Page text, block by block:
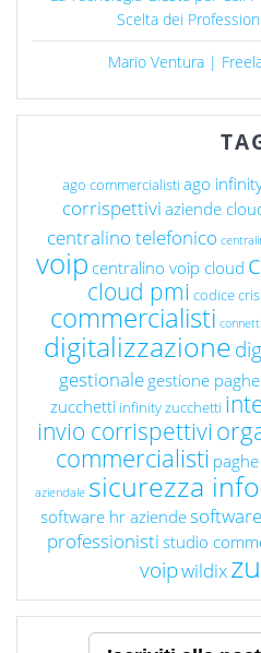
Scelta dei
Mario Ventura |
ago commercialisti ago
corrispettivi aziende
centralino telefonico
voip centralino voip cloud
cloud pmi codice
commercialisti
digitalizzazione
gestionale gestione paghe
zucchetti infinity zucchetti
invio corrispettivi
commercialisti paghe
aziendale sicurezza
software hr aziende
professionisti studio
voipwildix